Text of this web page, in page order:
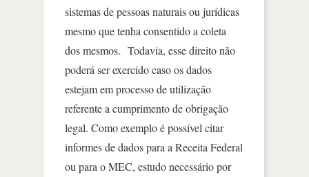
sistemas de pessoas naturais ou jurídicas
mesmo que tenha consentido a coleta
dos mesmos. Todavia, esse direito não
poderá ser exercido caso os dados
estejam em processo de utilização
referente a cumprimento de obrigação
legal. Como exemplo é possível citar
informes de dados para a Receita Federal
ou para o MEC, estudo necessário por